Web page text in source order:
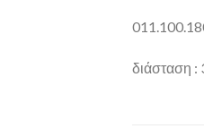
διάσταση :